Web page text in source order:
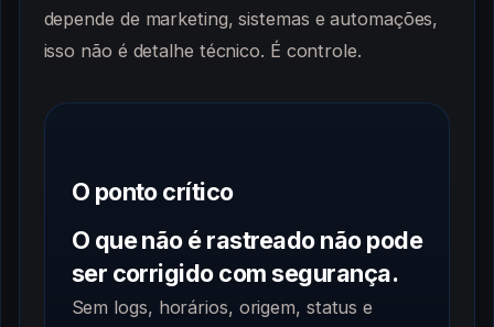
depende de marketing, sistemas e automações,
isso não é detalhe técnico. É controle.
O ponto crítico
O que não é rastreado não pode
ser corrigido com segurança.
Sem logs, horários, origem, status e